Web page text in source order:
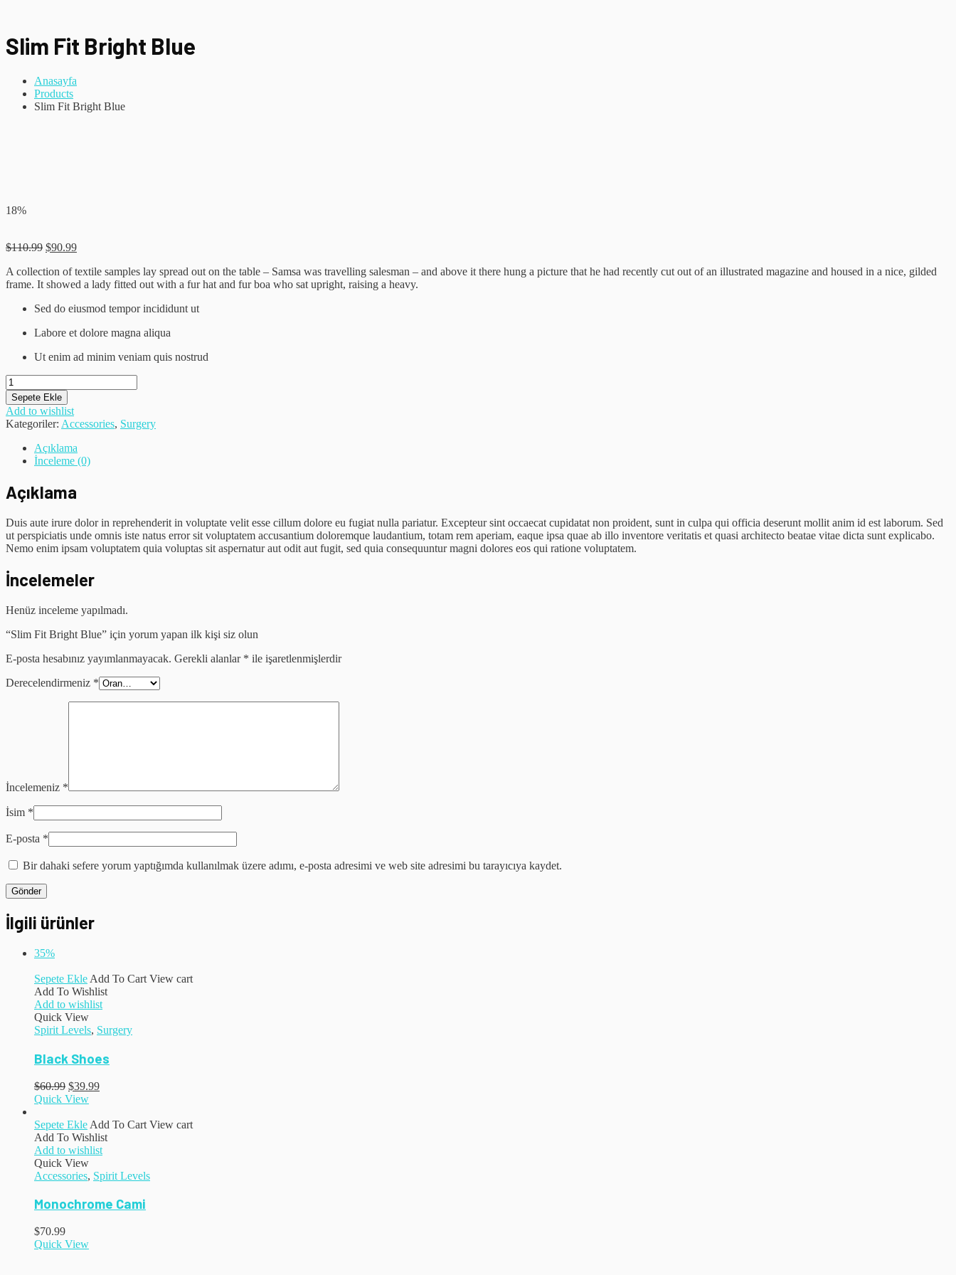
Slim Fit Bright Blue
Anasayfa
Products
Slim Fit Bright Blue
18%
$110.99 $90.99
A collection of textile samples lay spread out on the table – Samsa was travelling salesman – and above it there hung a picture that he had recently cut out of an illustrated magazine and housed in a nice, gilded
frame. It showed a lady fitted out with a fur hat and fur boa who sat upright, raising a heavy.
Sed do eiusmod tempor incididunt ut
Labore et dolore magna aliqua
Ut enim ad minim veniam quis nostrud
Slim
Fit
Bright
Blue
adet
Sepete Ekle
Add to wishlist
Kategoriler: Accessories, Surgery
Açıklama
İnceleme (0)
Açıklama
Duis aute irure dolor in reprehenderit in voluptate velit esse cillum dolore eu fugiat nulla pariatur. Excepteur sint occaecat cupidatat non proident, sunt in culpa qui officia deserunt mollit anim id est laborum. Sed
ut perspiciatis unde omnis iste natus error sit voluptatem accusantium doloremque laudantium, totam rem aperiam, eaque ipsa quae ab illo inventore veritatis et quasi architecto beatae vitae dicta sunt explicabo.
Nemo enim ipsam voluptatem quia voluptas sit aspernatur aut odit aut fugit, sed quia consequuntur magni dolores eos qui ratione voluptatem.
İncelemeler
Henüz inceleme yapılmadı.
“Slim Fit Bright Blue” için yorum yapan ilk kişi siz olun
E-posta hesabınız yayımlanmayacak. Gerekli alanlar * ile işaretlenmişlerdir
Derecelendirmeniz *
İncelemeniz *
İsim *
E-posta *
Bir dahaki sefere yorum yaptığımda kullanılmak üzere adımı, e-posta adresimi ve web site adresimi bu tarayıcıya kaydet.
İlgili ürünler
35%
Sepete Ekle Add To Cart View cart
Add To Wishlist
Add to wishlist
Quick View
Spirit Levels, Surgery
Black Shoes
$60.99 $39.99
Quick View
Sepete Ekle Add To Cart View cart
Add To Wishlist
Add to wishlist
Quick View
Accessories, Spirit Levels
Monochrome Cami
$70.99
Quick View